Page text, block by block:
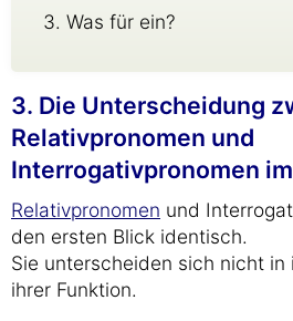
Was für ein?
3. Die Unterscheidung
Relativpronomen und
Interrogativpronomen
Relativpronomen und
den ersten Blick identisch.
Sie unterscheiden sich nicht in
ihrer Funktion.